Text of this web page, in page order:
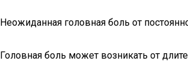
Неожиданная головная боль от
Головная боль может возникать от